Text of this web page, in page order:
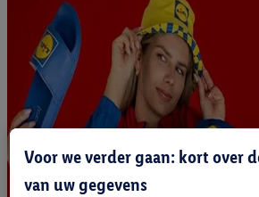
Voor we verder gaan: kort over
van uw gegevens